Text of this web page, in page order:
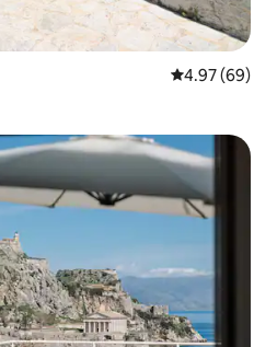
평점 4.97점(5
4.97 (69)